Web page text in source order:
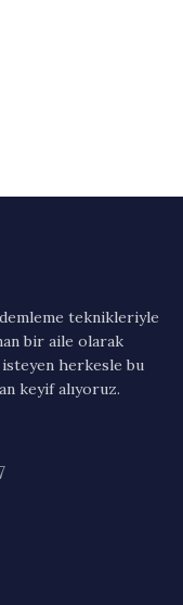
teknikleriyle
bir aile olarak
isteyen herkesle bu
keyif alıyoruz.